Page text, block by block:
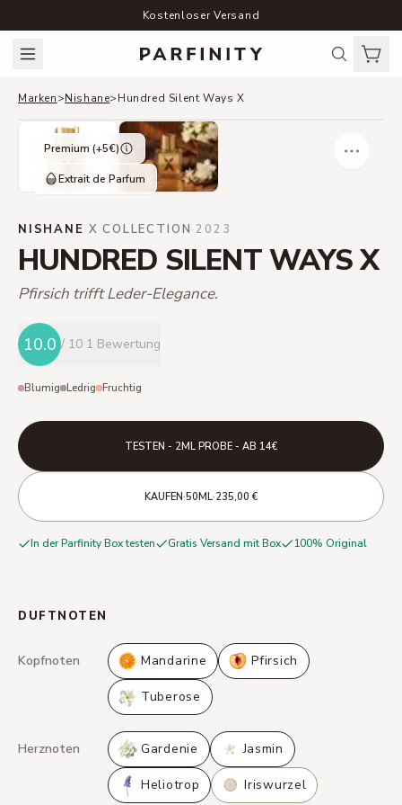
Kostenloser Versand
Marken>Nishane>Hundred Silent Ways X
Premium (+5€)
Extrait de Parfum
NISHANE·X COLLECTION·2023
HUNDRED SILENT WAYS X
Pfirsich trifft Leder-Elegance.
10.0 / 10 1 Bewertung
Blumig Ledrig Fruchtig
TESTEN - 2ML PROBE - AB 14€
KAUFEN·50ML·235,00 €
In der Parfinity Box testen Gratis Versand mit Box 100% Original
DUFTNOTEN
Kopfnoten Mandarine Pfirsich
Tuberose
Herznoten Gardenie Jasmin
Heliotrop Iriswurzel